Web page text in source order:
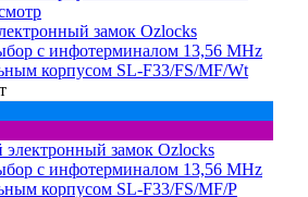
замок Ozlocks
с инфотерминалом 13,56 MHz
корпусом SL-F33/FS/MF/Wt